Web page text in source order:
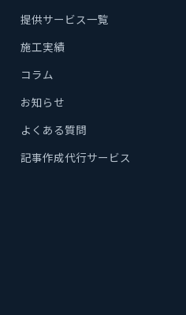
提供サービス一覧
施工実績
コラム
お知らせ
よくある質問
記事作成代行サービス